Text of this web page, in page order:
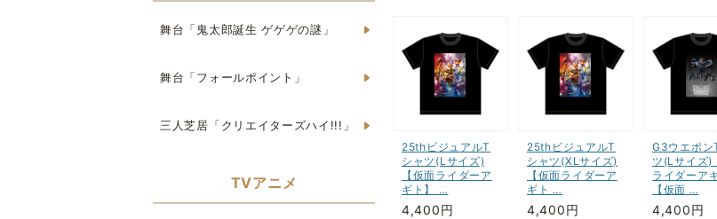
25thビジュアルT
シャツ(Lサイズ)
【仮面ライダーア
ギト】 …
4,400円
25thビジュアルT
シャツ(XLサイズ)
【仮面ライダーア
ギト …
4,400円
G3ウエポン
ツ(Lサイズ)
ライダーア
【仮面 …
4,400円
舞台「鬼太郎誕生 ゲゲゲの謎」
舞台「フォールポイント」
三人芝居「クリエイターズハイ!!!」
TVアニメ